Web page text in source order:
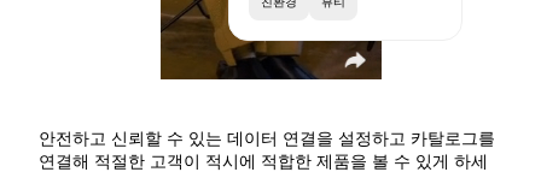
안전하고 신뢰할 수 있는 데이터 연결을 설정하고 카탈로그를
연결해 적절한 고객이 적시에 적합한 제품을 볼 수 있게 하세